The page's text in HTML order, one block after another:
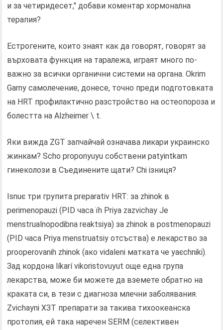
и за четиридесет," добави коментар хормонална
терапия?
Естрогените, които знаят как да говорят, говорят за
върховата функция на таралежа, играят много по-
важно за всички органични системи на органа. Okrіm
Garny самолечение, донесе, точно преди подготовката
на HRT профилактично разстройство на остеопороза и
болестта на Alzheimer \ t.
Яки вижда ZGT запчайчай означава ликари украинско
жинкам? Scho proponyuyu собствени patyіntkam
гинеколози в Съединените щати? Chi ізниця?
Іsnuє три групита preparatіv HRT: за zhіnok в
perimenopauzі (PID часа їh Priya zazvichay Je
menstrualnopodіbna reaktsіya) за zhіnok в postmenopauzі
(PID часа Priya menstruatsіy отсъства) е лекарство за
prooperovanih zhіnok (ако vidalenі матката че yaєchniki).
Зад кордона líkarí vikoristovuyut още една група
лекарства, може би можете да вземете обратно на
краката си, в тези с диагноза млечни заболявания.
Zvichaynі ХЗТ препарати за такива тихоокеанска
протопия, ей така наречен SERM (селективен